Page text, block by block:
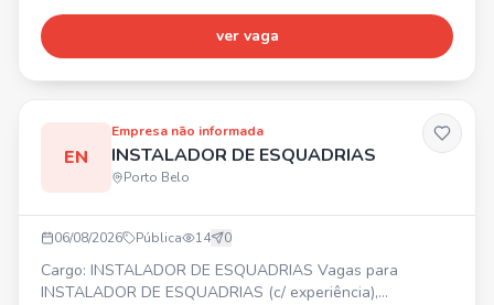
de alimentação. 🎁 Plano Odontológico. Requisitos: Vaga
masculina, sem experiência. Contratação CLT.
ver vaga
EN
Empresa não informada
INSTALADOR DE ESQUADRIAS
Porto Belo
06/08/2026 Pública 14 0
Cargo: INSTALADOR DE ESQUADRIAS Vagas para
INSTALADOR DE ESQUADRIAS (c/ experiência),